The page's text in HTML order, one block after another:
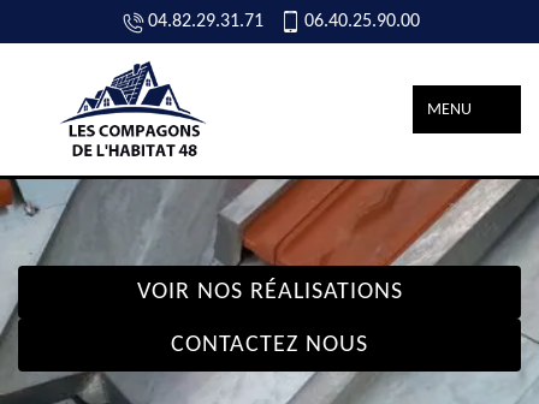
04.82.29.31.71 06.40.25.90.00
MENU
VOIR NOS RÉALISATIONS
CONTACTEZ NOUS